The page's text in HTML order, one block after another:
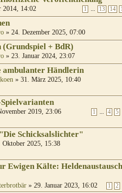
1 ... 13 14
2014, 14:02
» 24. Dezember 2025, 07:00
(Grundspiel + BdR)
» 23. Januar 2024, 23:07
ambulanter Händlerin
» 31. März 2025, 10:40
1 ... 4 5
2019, 23:06
Schicksalslichter"
Oktober 2025, 15:38
Ewigen Kälte: Heldenaustausch
1 2
» 29. Januar 2023, 16:02